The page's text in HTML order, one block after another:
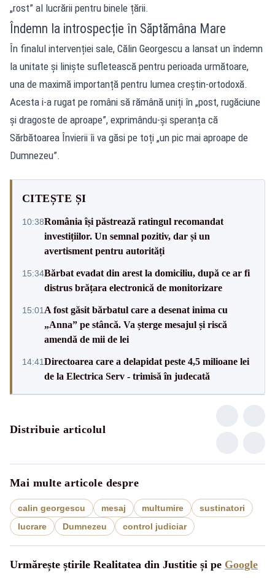
„rost” al lucrării pentru binele țării.
Îndemn la introspecție în Săptămâna Mare
În finalul intervenției sale, Călin Georgescu a lansat un îndemn
la unitate și liniște sufletească pentru perioada următoare,
una de maximă importanță pentru lumea creștin-ortodoxă.
Acesta i-a rugat pe români să rămână uniți în „post, rugăciune
și dragoste de aproape”, exprimându-și speranța că
Sărbătoarea Învierii îi va găsi pe toți „un pic mai aproape de
Dumnezeu”.
CITEȘTE ȘI
10:38România își păstrează ratingul recomandat
investițiilor. Un semnal pozitiv, dar și un
avertisment pentru autorități
15:34Bărbat evadat din arest la domiciliu, după ce ar fi
distrus brățara electronică de monitorizare
15:01 A fost găsit bărbatul care a desenat inima cu
„Anna” pe stâncă. Va șterge mesajul și riscă
amendă de mii de lei
14:41Directoarea care a delapidat peste 4,5 milioane lei
de la Electrica Serv - trimisă în judecată
Distribuie articolul
Mai multe articole despre
calin georgescu mesaj multumire
sustinatori
lucrare
Dumnezeu control judiciar
Urmărește știrile Realitatea din Justitie și pe Google